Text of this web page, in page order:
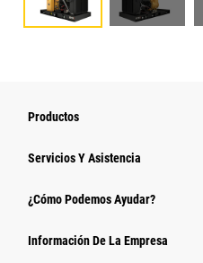
Productos
Servicios Y Asistencia
¿Cómo Podemos Ayudar?
Información De La Empresa